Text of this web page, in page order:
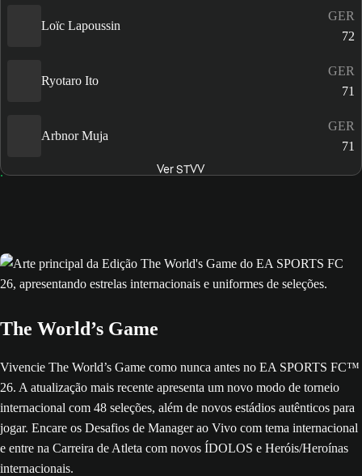
Loïc Lapoussin
GER
72
Ryotaro Ito
GER
71
Arbnor Muja
GER
71
Ver STVV
The World’s Game
Vivencie The World’s Game como nunca antes no EA SPORTS FC™
26. A atualização mais recente apresenta um novo modo de torneio
internacional com 48 seleções, além de novos estádios autênticos para
jogar. Encare os Desafios de Manager ao Vivo com tema internacional
e entre na Carreira de Atleta com novos ÍDOLOS e Heróis/Heroínas
internacionais.